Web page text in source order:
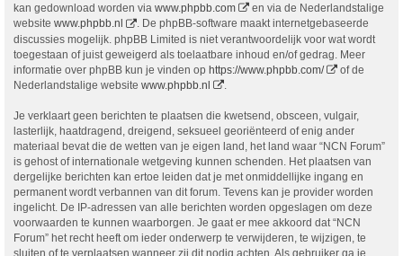
kan gedownload worden via www.phpbb.com
en via de Nederlandstalige
website www.phpbb.nl
. De phpBB-software maakt internetgebaseerde
discussies mogelijk. phpBB Limited is niet verantwoordelijk voor wat wordt
toegestaan of juist geweigerd als toelaatbare inhoud en/of gedrag. Meer
informatie over phpBB kun je vinden op https://www.phpbb.com/
of de
Nederlandstalige website www.phpbb.nl .
Je verklaart geen berichten te plaatsen die kwetsend, obsceen, vulgair,
lasterlijk, haatdragend, dreigend, seksueel georiënteerd of enig ander
materiaal bevat die de wetten van je eigen land, het land waar “NCN Forum”
is gehost of internationale wetgeving kunnen schenden. Het plaatsen van
dergelijke berichten kan ertoe leiden dat je met onmiddellijke ingang en
permanent wordt verbannen van dit forum. Tevens kan je provider worden
ingelicht. De IP-adressen van alle berichten worden opgeslagen om deze
voorwaarden te kunnen waarborgen. Je gaat er mee akkoord dat “NCN
Forum” het recht heeft om ieder onderwerp te verwijderen, te wijzigen, te